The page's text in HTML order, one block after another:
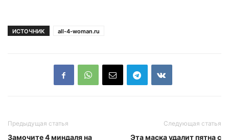
ИСТОЧНИК all-4-woman.ru
Предыдущая статья
Замочите 4 миндаля на
Следующая статья
Эта маска удалит пятна с